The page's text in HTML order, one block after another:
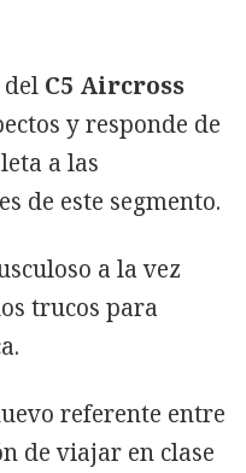
del C5 Aircross
y responde de
a las
de este segmento.
a la vez
trucos para
referente entre
de viajar en clase